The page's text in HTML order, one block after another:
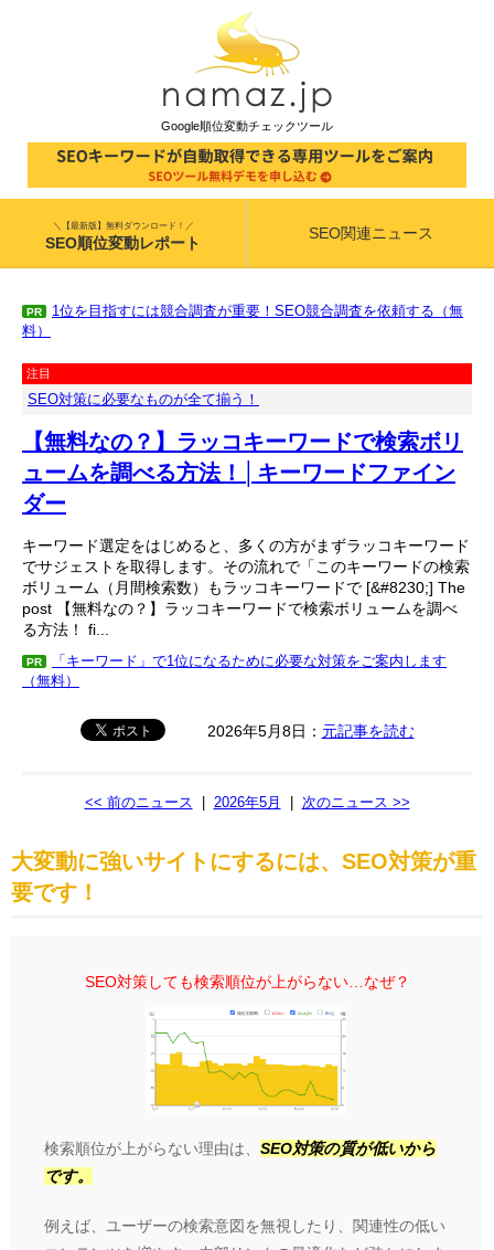
Google順位変動チェックツール
＼【最新版】無料ダウンロード！／
SEO順位変動レポート
SEO関連ニュース
PR
1位を目指すには競合調査が重要！SEO競合調査を依頼する（無
料）
注目
SEO対策に必要なものが全て揃う！
【無料なの？】ラッコキーワードで検索ボリ
ュームを調べる方法！│キーワードファイン
ダー
キーワード選定をはじめると、多くの方がまずラッコキーワード
でサジェストを取得します。その流れで「このキーワードの検索
ボリューム（月間検索数）もラッコキーワードで [&#8230;] The
post 【無料なの？】ラッコキーワードで検索ボリュームを調べ
る方法！ fi...
PR
「キーワード」で1位になるために必要な対策をご案内します
（無料）
2026年5月8日： 元記事を読む
<< 前のニュース 2026年5月 次のニュース >>
大変動に強いサイトにするには、SEO対策が重
要です！
SEO対策しても検索順位が上がらない…なぜ？
検索順位が上がらない理由は、 SEO対策の質が低いから
です。
例えば、ユーザーの検索意図を無視したり、関連性の低い